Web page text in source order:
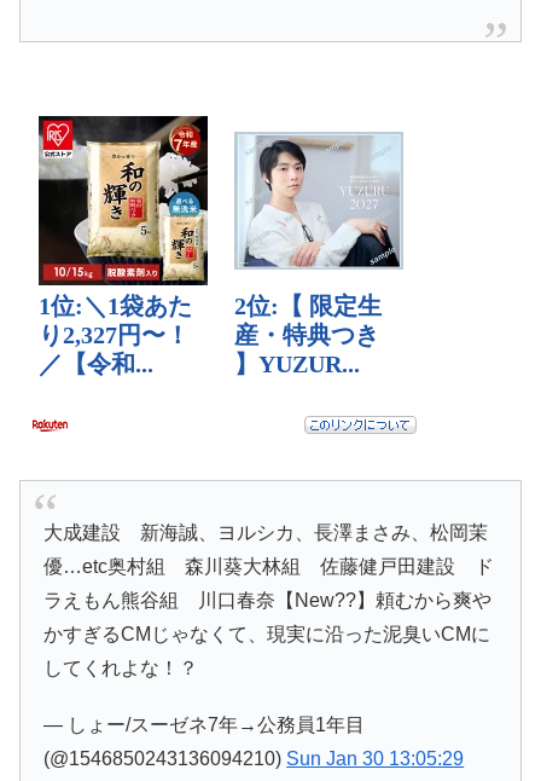
大成建設 新海誠、ヨルシカ、長澤まさみ、松岡茉
優…etc奥村組 森川葵大林組 佐藤健戸田建設 ド
ラえもん熊谷組 川口春奈【New??】頼むから爽や
かすぎるCMじゃなくて、現実に沿った泥臭いCMに
してくれよな！？
— しょー/スーゼネ7年→公務員1年目
(@1546850243136094210) Sun Jan 30 13:05:29